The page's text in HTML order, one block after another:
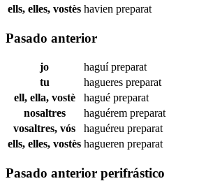
ells, elles, vostès havien preparat
Pasado anterior
jo haguípreparat
tu
hagueres preparat
ell, ella, vostè
hagué preparat
nosaltres
haguérem preparat
vosaltres, vós
haguéreu preparat
ells, elles, vostès hagueren preparat
Pasado anterior perifrástico